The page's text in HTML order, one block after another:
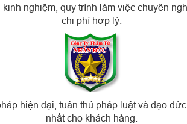
nghiệm, quy trình làm việc chuyên
chi phí hợp lý.
hiện đại, tuân thủ pháp luật và đạo
nhất cho khách hàng.